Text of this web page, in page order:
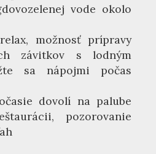
vode okolo
možnosť prípravy
závitkov s lodným
sa nápojmi počas
dovolí na palube
pozorovanie